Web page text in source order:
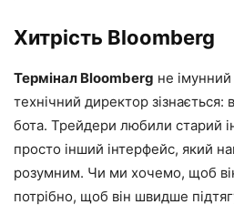
Хитрість Bloomberg
Термінал Bloomberg не імунний
технічний директор
бота. Трейдери любили старий
просто інший інтерфейс, який
розумним. Чи ми хочемо, щоб
потрібно, щоб він швидше